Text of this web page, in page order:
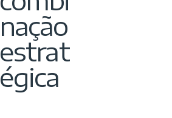
nação
estrat
égica